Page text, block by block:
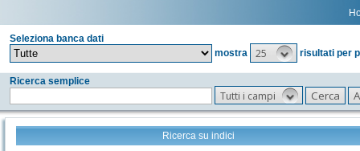
Seleziona banca dati
mostra
25 risultati per
Ricerca semplice
Tutti i campi
Ricerca su indici